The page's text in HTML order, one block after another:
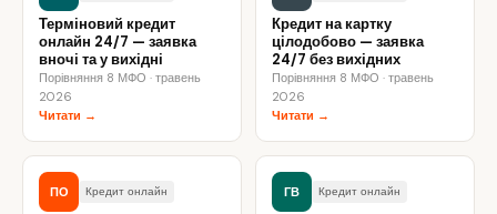
Терміновий кредит
онлайн 24/7 — заявка
вночі та у вихідні
Порівняння 8 МФО · травень
2026
Читати →
Кредит на картку
цілодобово — заявка
24/7 без вихідних
Порівняння 8 МФО · травень
2026
Читати →
ПО Кредит онлайн ГВ Кредит онлайн